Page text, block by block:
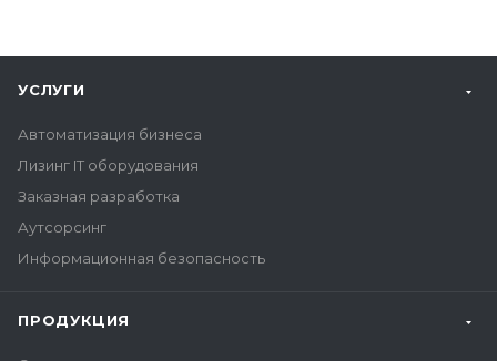
УСЛУГИ
Автоматизация бизнеса
Лизинг IT оборудования
Заказная разработка
Аутсорсинг
Информационная безопасность
ПРОДУКЦИЯ